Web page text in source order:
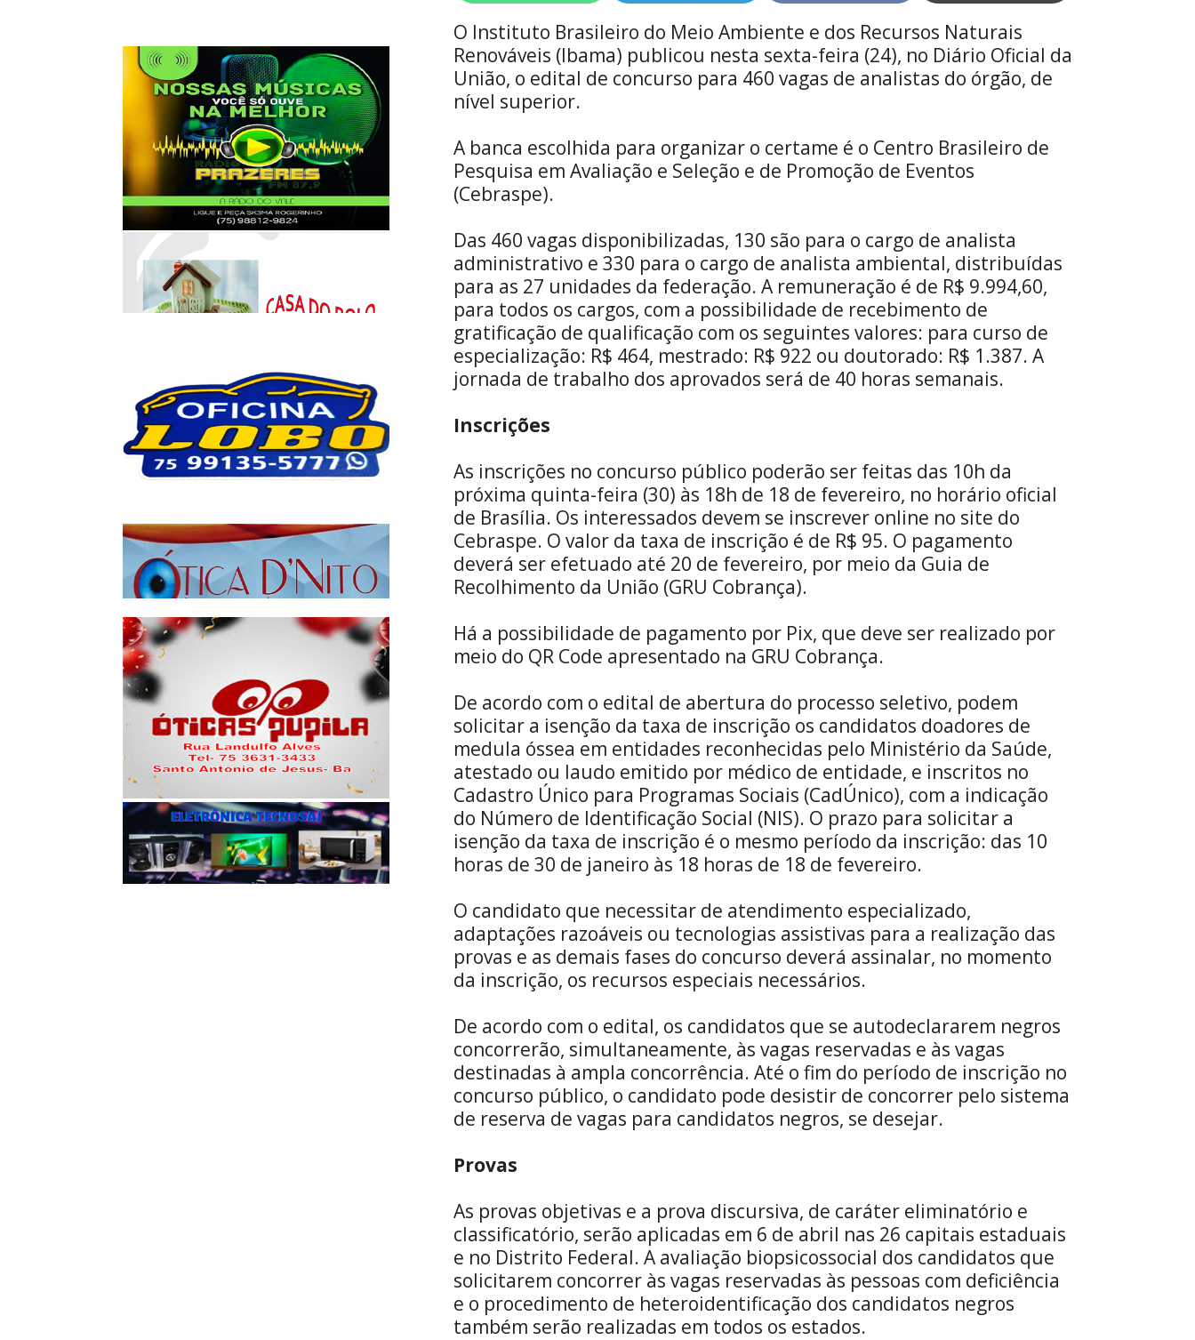
on
WhatsApp
on
Telegram
on
Facebook
on
X
(Twitter)
O Instituto Brasileiro do Meio Ambiente e dos Recursos Naturais
Renováveis (Ibama) publicou nesta sexta-feira (24), no Diário Oficial da
União, o edital de concurso para 460 vagas de analistas do órgão, de
nível superior.
A banca escolhida para organizar o certame é o Centro Brasileiro de
Pesquisa em Avaliação e Seleção e de Promoção de Eventos
(Cebraspe).
Das 460 vagas disponibilizadas, 130 são para o cargo de analista
administrativo e 330 para o cargo de analista ambiental, distribuídas
para as 27 unidades da federação. A remuneração é de R$ 9.994,60,
para todos os cargos, com a possibilidade de recebimento de
gratificação de qualificação com os seguintes valores: para curso de
especialização: R$ 464, mestrado: R$ 922 ou doutorado: R$ 1.387. A
jornada de trabalho dos aprovados será de 40 horas semanais.
Inscrições
As inscrições no concurso público poderão ser feitas das 10h da
próxima quinta-feira (30) às 18h de 18 de fevereiro, no horário oficial
de Brasília. Os interessados devem se inscrever online no site do
Cebraspe. O valor da taxa de inscrição é de R$ 95. O pagamento
deverá ser efetuado até 20 de fevereiro, por meio da Guia de
Recolhimento da União (GRU Cobrança).
Há a possibilidade de pagamento por Pix, que deve ser realizado por
meio do QR Code apresentado na GRU Cobrança.
De acordo com o edital de abertura do processo seletivo, podem
solicitar a isenção da taxa de inscrição os candidatos doadores de
medula óssea em entidades reconhecidas pelo Ministério da Saúde,
atestado ou laudo emitido por médico de entidade, e inscritos no
Cadastro Único para Programas Sociais (CadÚnico), com a indicação
do Número de Identificação Social (NIS). O prazo para solicitar a
isenção da taxa de inscrição é o mesmo período da inscrição: das 10
horas de 30 de janeiro às 18 horas de 18 de fevereiro.
O candidato que necessitar de atendimento especializado,
adaptações razoáveis ou tecnologias assistivas para a realização das
provas e as demais fases do concurso deverá assinalar, no momento
da inscrição, os recursos especiais necessários.
De acordo com o edital, os candidatos que se autodeclararem negros
concorrerão, simultaneamente, às vagas reservadas e às vagas
destinadas à ampla concorrência. Até o fim do período de inscrição no
concurso público, o candidato pode desistir de concorrer pelo sistema
de reserva de vagas para candidatos negros, se desejar.
Provas
As provas objetivas e a prova discursiva, de caráter eliminatório e
classificatório, serão aplicadas em 6 de abril nas 26 capitais estaduais
e no Distrito Federal. A avaliação biopsicossocial dos candidatos que
solicitarem concorrer às vagas reservadas às pessoas com deficiência
e o procedimento de heteroidentificação dos candidatos negros
também serão realizadas em todos os estados.